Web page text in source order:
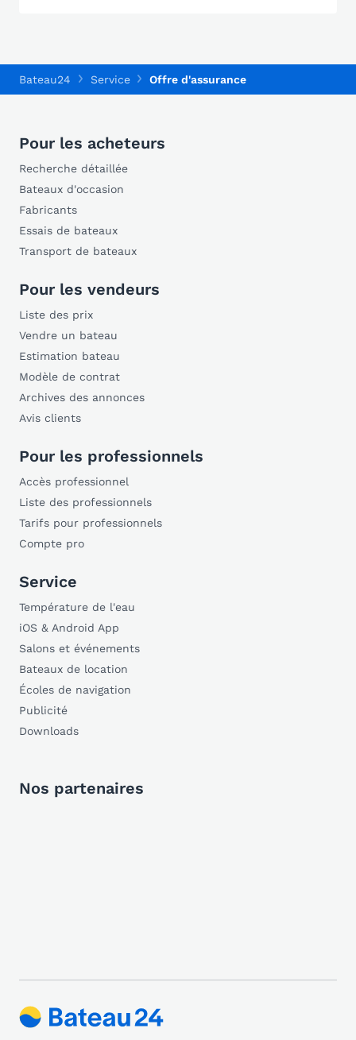
Bateau24 Service Offre d'assurance
Pour les acheteurs
Recherche détaillée
Bateaux d'occasion
Fabricants
Essais de bateaux
Transport de bateaux
Pour les vendeurs
Liste des prix
Vendre un bateau
Estimation bateau
Modèle de contrat
Archives des annonces
Avis clients
Pour les professionnels
Accès professionnel
Liste des professionnels
Tarifs pour professionnels
Compte pro
Service
Température de l'eau
iOS & Android App
Salons et événements
Bateaux de location
Écoles de navigation
Publicité
Downloads
Nos partenaires